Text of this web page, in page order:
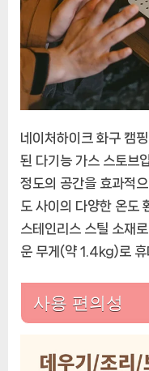
네이처하이크 화구 캠
된 다기능 가스 스토브
정도의 공간을 효과적
도 사이의 다양한 온도
스테인리스 스틸 소재
운 무게(약 1.4kg)로 휴
사용 편의성